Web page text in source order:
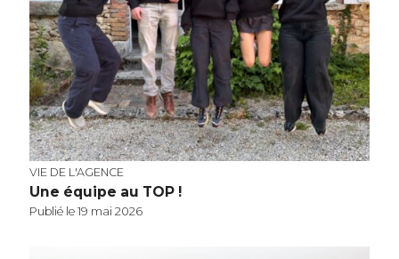
VIE DE L'AGENCE
Une équipe au TOP !
Publié le 19 mai 2026